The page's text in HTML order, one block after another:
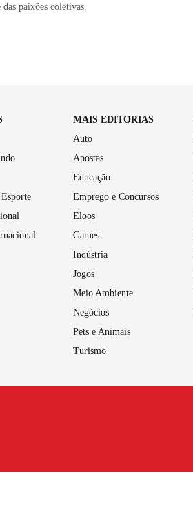
paixões coletivas.
MAIS EDITORIAS
Auto
Apostas
Educação
Emprego e Concursos
Eloos
Games
Indústria
Jogos
Meio Ambiente
Negócios
Pets e Animais
Turismo